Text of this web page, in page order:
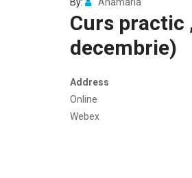
Curs practic
decembrie)
Address
Online
Webex